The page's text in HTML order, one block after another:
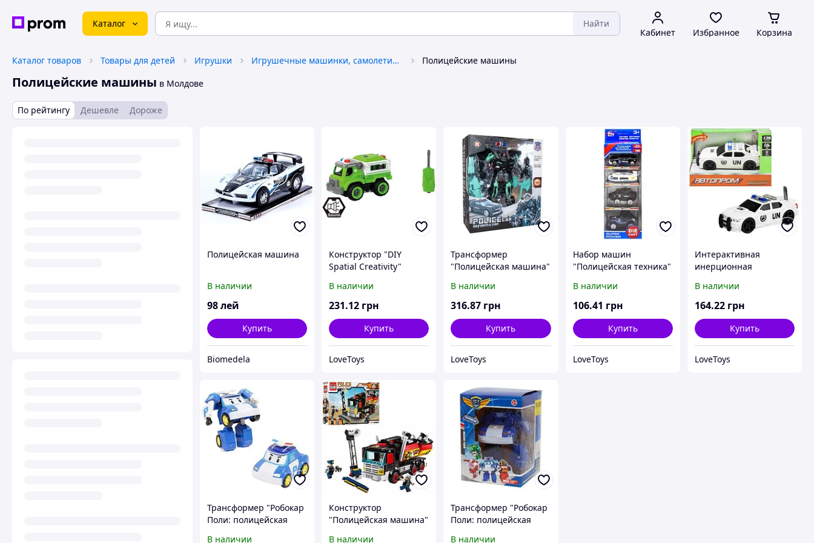
Каталог Найти
Кабинет Избранное Корзина
Каталог товаров Товары для детей Игрушки Игрушечные машинки, самолетики, техника Полицейские машины
Полицейские машины в Молдове
По рейтингу Дешевле Дороже
Полицейская машина
В наличии
98лей
Купить
Biomedela
Конструктор "DIY
Spatial Creativity"
В наличии
231.12 грн
Купить
LoveToys
Трансформер
"Полицейская машина"
В наличии
316.87 грн
Купить
LoveToys
Набор машин
"Полицейская техника"
В наличии
106.41 грн
Купить
LoveToys
Интерактивная
инерционная
белый
В наличии
164.22 грн
Купить
LoveToys
Трансформер "Робокар
Поли: полицейская
В наличии
Конструктор
"Полицейская машина"
В наличии
Трансформер "Робокар
Поли: полицейская
В наличии